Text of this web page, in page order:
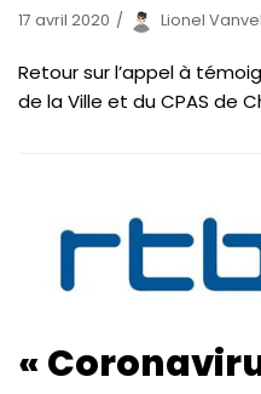
17 avril 2020 Lionel
Retour sur l’appel à
de la Ville et du CPAS de
«